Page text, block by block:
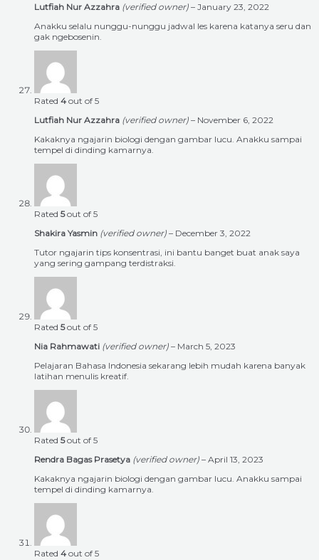
Lutfiah Nur Azzahra (verified owner) – January 23, 2022
Anakku selalu nunggu-nunggu jadwal les karena katanya seru dan
gak ngebosenin.
Rated 4 out of 5
Lutfiah Nur Azzahra (verified owner) – November 6, 2022
Kakaknya ngajarin biologi dengan gambar lucu. Anakku sampai
tempel di dinding kamarnya.
Rated 5out of 5
Shakira Yasmin (verified owner) – December 3, 2022
Tutor ngajarin tips konsentrasi, ini bantu banget buat anak saya
yang sering gampang terdistraksi.
Rated 5out of 5
Nia Rahmawati (verified owner) – March 5, 2023
Pelajaran Bahasa Indonesia sekarang lebih mudah karena banyak
latihan menulis kreatif.
Rated 5out of 5
Rendra Bagas Prasetya (verified owner) – April 13, 2023
Kakaknya ngajarin biologi dengan gambar lucu. Anakku sampai
tempel di dinding kamarnya.
Rated 4 out of 5